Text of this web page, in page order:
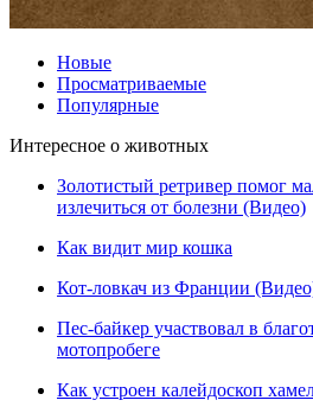
Новые
Просматриваемые
Популярные
Интересное о животных
Золотистый ретривер помог
излечиться от болезни (Видео)
Как видит мир кошка
Кот-ловкач из Франции
Пес-байкер участвовал в
мотопробеге
Как устроен калейдоскоп